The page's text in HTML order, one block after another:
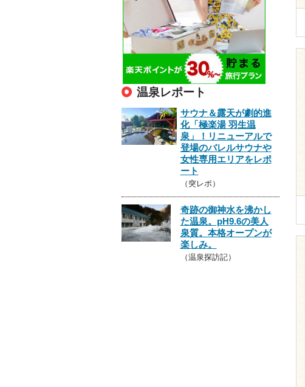
温泉レポート
サウナ＆露天が劇的進
化「極楽湯 羽生温
泉」！リニューアルで
登場のバレルサウナや
女性専用エリアをレポ
ート
（突レポ）
奇跡の御神水を沸かし
た温泉。pH9.6の美人
泉質。本格オープンが
楽しみ。
（温泉探訪記）